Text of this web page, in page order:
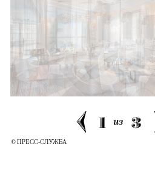
1 из 3
© ПРЕСС-СЛУЖБА